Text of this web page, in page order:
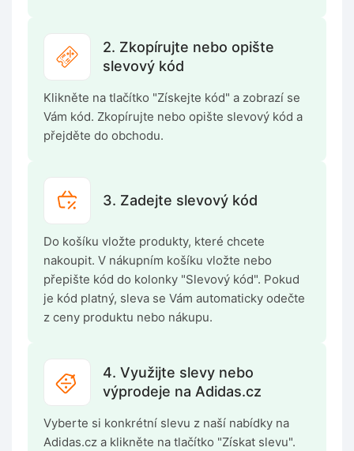
2. Zkopírujte nebo opište
slevový kód
Klikněte na tlačítko "Získejte kód" a zobrazí se
Vám kód. Zkopírujte nebo opište slevový kód a
přejděte do obchodu.
3. Zadejte slevový kód
Do košíku vložte produkty, které chcete
nakoupit. V nákupním košíku vložte nebo
přepište kód do kolonky "Slevový kód". Pokud
je kód platný, sleva se Vám automaticky odečte
z ceny produktu nebo nákupu.
4. Využijte slevy nebo
výprodeje na Adidas.cz
Vyberte si konkrétní slevu z naší nabídky na
Adidas.cz a klikněte na tlačítko "Získat slevu".